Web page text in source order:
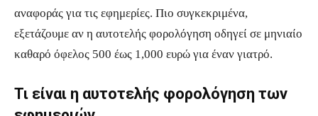
αναφοράς για τις εφημερίες. Πιο συγκεκριμένα,
εξετάζουμε αν η αυτοτελής φορολόγηση οδηγεί σε μηνιαίο
καθαρό όφελος 500 έως 1,000 ευρώ για έναν γιατρό.
Τι είναι η αυτοτελής φορολόγηση των